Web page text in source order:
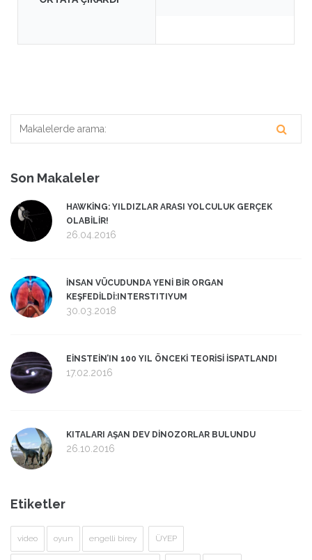
Son Makaleler
HAWKİNG: YILDIZLAR ARASI YOLCULUK GERÇEK
OLABİLİR!
26.04.2016
İNSAN VÜCUDUNDA YENİ BİR ORGAN
KEŞFEDİLDİ:INTERSTITIYUM
30.03.2018
EİNSTEİN’IN 100 YIL ÖNCEKİ TEORİSİ İSPATLANDI
17.02.2016
KITALARI AŞAN DEV DİNOZORLAR BULUNDU
26.10.2016
Etiketler
video oyun engelli birey ÜYEP